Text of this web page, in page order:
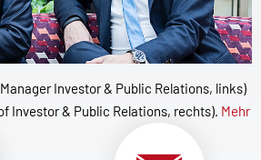
Investor & Public Relations, links)
Investor & Public Relations, rechts). Mehr